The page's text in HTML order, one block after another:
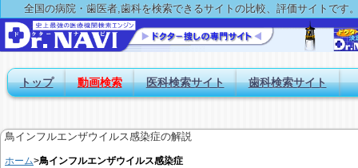
全国の病院・歯医者,歯科を検索できるサイトの比較、評価サイトです
トップ 動画検索 医科検索サイト 歯科検索サイト
鳥インフルエンザウイルス感染症の解説
ホーム>鳥インフルエンザウイルス感染症